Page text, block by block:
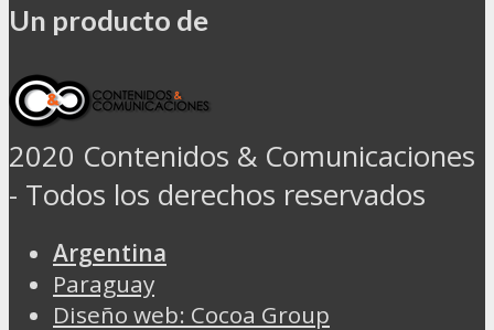
Un producto de
2020 Contenidos & Comunicaciones
- Todos los derechos reservados
Argentina
Paraguay
Diseño web: Cocoa Group